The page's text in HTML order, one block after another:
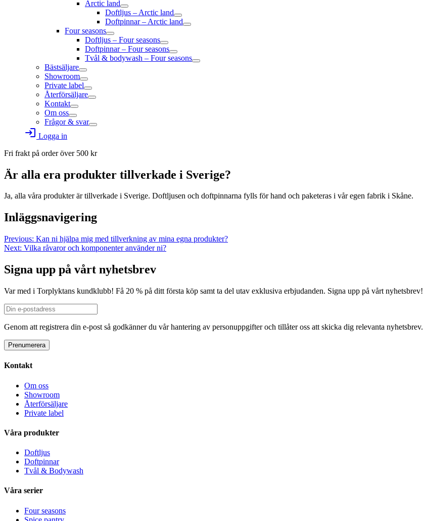
Arctic land
Doftljus – Arctic land
Doftpinnar – Arctic land
Four seasons
Doftljus – Four seasons
Doftpinnar – Four seasons
Tvål & bodywash – Four seasons
Bästsäljare
Showroom
Private label
Återförsäljare
Kontakt
Om oss
Frågor & svar
login Logga in
Fri frakt på order över 500 kr
Är alla era produkter tillverkade i Sverige?
Ja, alla våra produkter är tillverkade i Sverige. Doftljusen och doftpinnarna fylls för hand och paketeras i vår egen fabrik i Skåne.
Inläggsnavigering
Previous: Kan ni hjälpa mig med tillverkning av mina egna produkter?
Next: Vilka råvaror och komponenter använder ni?
Signa upp på vårt nyhetsbrev
Var med i Torplyktans kundklubb! Få 20 % på ditt första köp samt ta del utav exklusiva erbjudanden. Signa upp på vårt nyhetsbrev!
Genom att registrera din e-post så godkänner du vår hantering av personuppgifter och tillåter oss att skicka dig relevanta nyhetsbrev.
Kontakt
Om oss
Showroom
Återförsäljare
Private label
Våra produkter
Doftljus
Doftpinnar
Tvål & Bodywash
Våra serier
Four seasons